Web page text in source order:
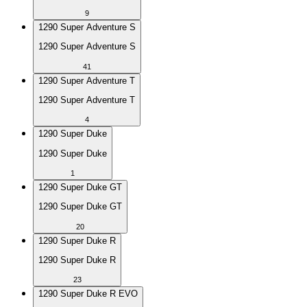
9
1290 Super Adventure S
1290 Super Adventure S
41
1290 Super Adventure T
1290 Super Adventure T
4
1290 Super Duke
1290 Super Duke
1
1290 Super Duke GT
1290 Super Duke GT
20
1290 Super Duke R
1290 Super Duke R
23
1290 Super Duke R EVO